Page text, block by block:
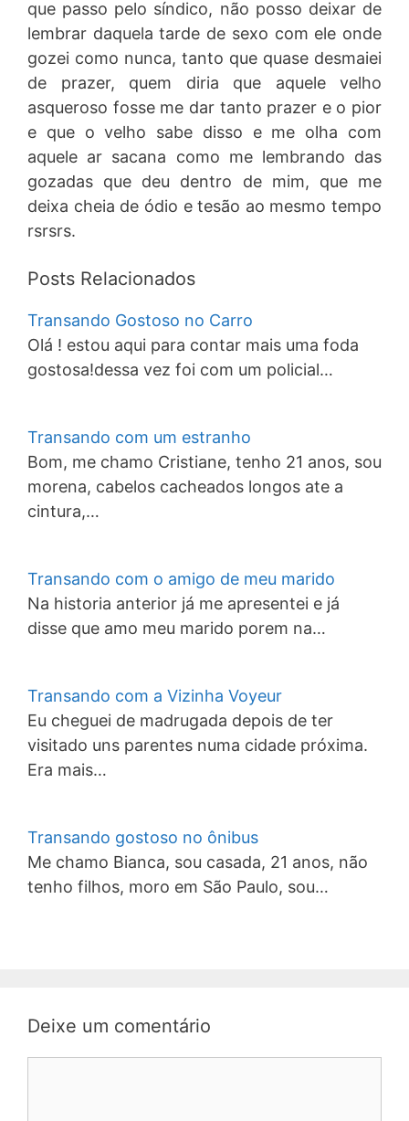
que passo pelo síndico, não posso deixar de
lembrar daquela tarde de sexo com ele onde
gozei como nunca, tanto que quase desmaiei
de prazer, quem diria que aquele velho
asqueroso fosse me dar tanto prazer e o pior
e que o velho sabe disso e me olha com
aquele ar sacana como me lembrando das
gozadas que deu dentro de mim, que me
deixa cheia de ódio e tesão ao mesmo tempo
rsrsrs.
Posts Relacionados
Transando Gostoso no Carro
Olá ! estou aqui para contar mais uma foda
gostosa!dessa vez foi com um policial…
Transando com um estranho
Bom, me chamo Cristiane, tenho 21 anos, sou
morena, cabelos cacheados longos ate a
cintura,…
Transando com o amigo de meu marido
Na historia anterior já me apresentei e já
disse que amo meu marido porem na…
Transando com a Vizinha Voyeur
Eu cheguei de madrugada depois de ter
visitado uns parentes numa cidade próxima.
Era mais…
Transando gostoso no ônibus
Me chamo Bianca, sou casada, 21 anos, não
tenho filhos, moro em São Paulo, sou…
Deixe um comentário